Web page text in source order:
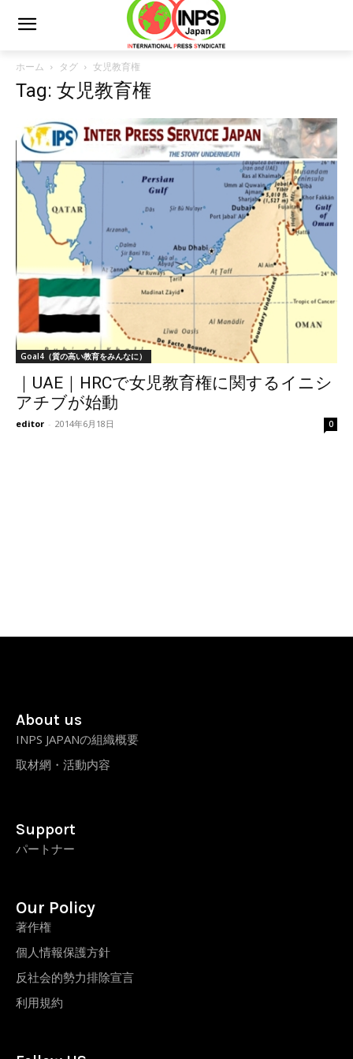
ホーム タグ 女児教育権
Tag: 女児教育権
Goal4（質の高い教育をみんなに）
｜UAE｜HRCで女児教育権に関するイニシ
アチブが始動
editor - 2014年6月18日 0
About us
INPS JAPANの組織概要
取材網・活動内容
Support
パートナー
Our Policy
著作権
個人情報保護方針
反社会的勢力排除宣言
利用規約